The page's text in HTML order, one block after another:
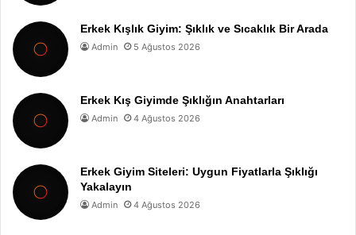
Erkek Kışlık Giyim: Şıklık ve Sıcaklık Bir Arada
Admin 5 Ağustos 2026
Erkek Kış Giyimde Şıklığın Anahtarları
Admin 4 Ağustos 2026
Erkek Giyim Siteleri: Uygun Fiyatlarla Şıklığı
Yakalayın
Admin 4 Ağustos 2026